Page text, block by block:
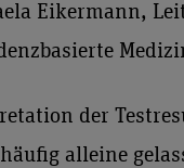
Eikermann,
der
alleine